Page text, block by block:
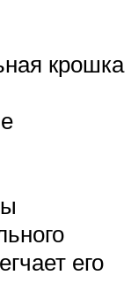
крошка
его